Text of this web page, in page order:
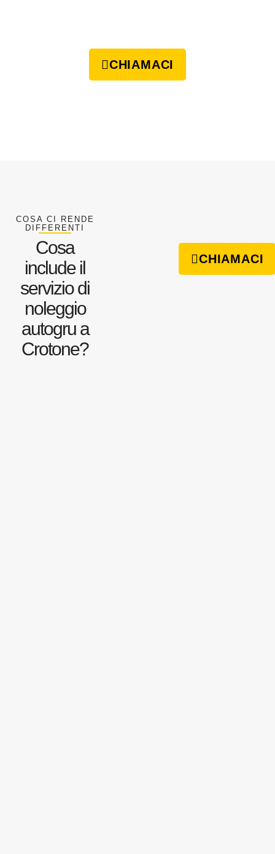
CHIAMACI
COSA CI RENDE
DIFFERENTI
Cosa
include il
servizio di
noleggio
autogru a
Crotone?
CHIAMACI